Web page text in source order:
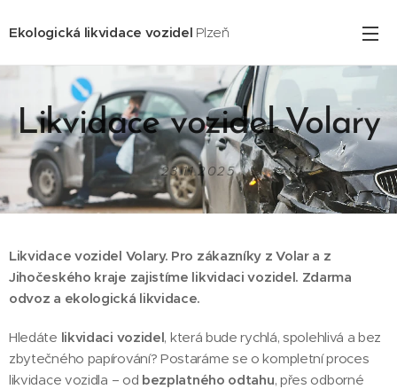
Ekologická likvidace vozidel Plzeň
Likvidace vozidel Volary
23.11.2025
Likvidace vozidel Volary. Pro zákazníky z Volar a z
Jihočeského kraje zajistíme likvidaci vozidel. Zdarma
odvoz a ekologická likvidace.
Hledáte likvidaci vozidel, která bude rychlá, spolehlivá a bez
zbytečného papírování? Postaráme se o kompletní proces
likvidace vozidla – od bezplatného odtahu, přes odborné